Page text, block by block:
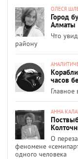
ОЛЕСЯ
Город
Алматы
Что
району
часов
Главное
АННА
О
феномене
одного человека